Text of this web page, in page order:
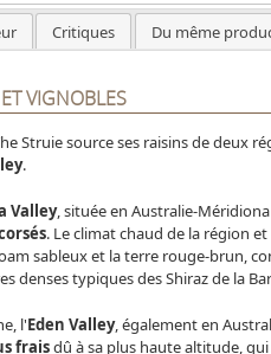
Critiques Du même
VIGNOBLES
Struie source ses raisins de deux
.
Valley, située en Australie-
. Le climat chaud de la région
sableux et la terre rouge-brun,
denses typiques des Shiraz de la
l'Eden Valley, également en
fraisdû à sa plus haute altitude, qui